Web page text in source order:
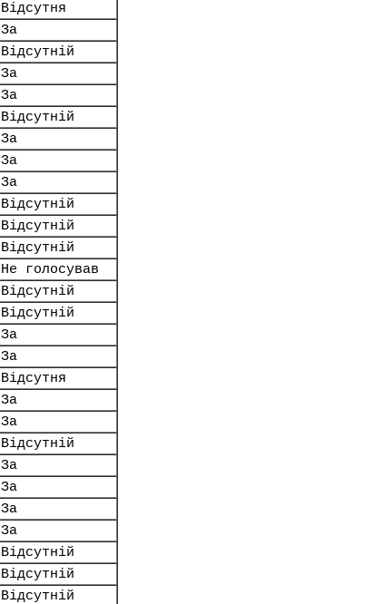
Відсутня
За
Відсутній
За
За
Відсутній
За
За
За
Відсутній
Відсутній
Відсутній
Не голосував
Відсутній
Відсутній
За
За
Відсутня
За
За
Відсутній
За
За
За
За
Відсутній
Відсутній
Відсутній